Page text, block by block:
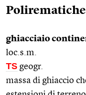
Polirematiche
ghiacciaio
loc.s.m.
TS geogr.
massa di ghiaccio